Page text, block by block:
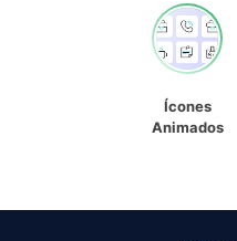
Ícones
Animados